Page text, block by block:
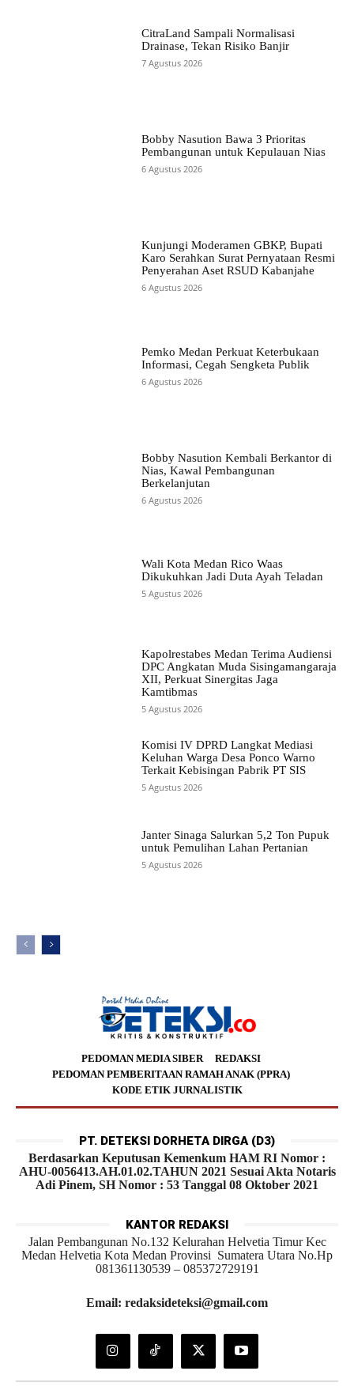
CitraLand Sampali Normalisasi
Drainase, Tekan Risiko Banjir
7 Agustus 2026
Bobby Nasution Bawa 3 Prioritas
Pembangunan untuk Kepulauan Nias
6 Agustus 2026
Kunjungi Moderamen GBKP, Bupati
Karo Serahkan Surat Pernyataan Resmi
Penyerahan Aset RSUD Kabanjahe
6 Agustus 2026
Pemko Medan Perkuat Keterbukaan
Informasi, Cegah Sengketa Publik
6 Agustus 2026
Bobby Nasution Kembali Berkantor di
Nias, Kawal Pembangunan
Berkelanjutan
6 Agustus 2026
Wali Kota Medan Rico Waas
Dikukuhkan Jadi Duta Ayah Teladan
5 Agustus 2026
Kapolrestabes Medan Terima Audiensi
DPC Angkatan Muda Sisingamangaraja
XII, Perkuat Sinergitas Jaga
Kamtibmas
5 Agustus 2026
Komisi IV DPRD Langkat Mediasi
Keluhan Warga Desa Ponco Warno
Terkait Kebisingan Pabrik PT SIS
5 Agustus 2026
Janter Sinaga Salurkan 5,2 Ton Pupuk
untuk Pemulihan Lahan Pertanian
5 Agustus 2026
PEDOMAN MEDIA SIBER
REDAKSI
PEDOMAN PEMBERITAAN RAMAH ANAK (PPRA)
KODE ETIK JURNALISTIK
PT. DETEKSI DORHETA DIRGA (D3)
Berdasarkan Keputusan Kemenkum HAM RI Nomor :
AHU-0056413.AH.01.02.TAHUN 2021 Sesuai Akta Notaris
Adi Pinem, SH Nomor : 53 Tanggal 08 Oktober 2021
KANTOR REDAKSI
Jalan Pembangunan No.132 Kelurahan Helvetia Timur Kec
Medan Helvetia Kota Medan Provinsi Sumatera Utara No.Hp
081361130539 – 085372729191
Email: redaksideteksi@gmail.com